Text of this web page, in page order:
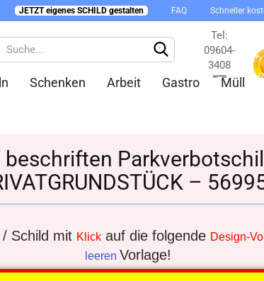
JETZT eigenes SCHILD gestalten FAQ Schneller
Tel:
09604-
3408
Schenken Arbeit Gastro Müll
–
Schild mit Klickauf die folgende Design-
leeren Vorlage!